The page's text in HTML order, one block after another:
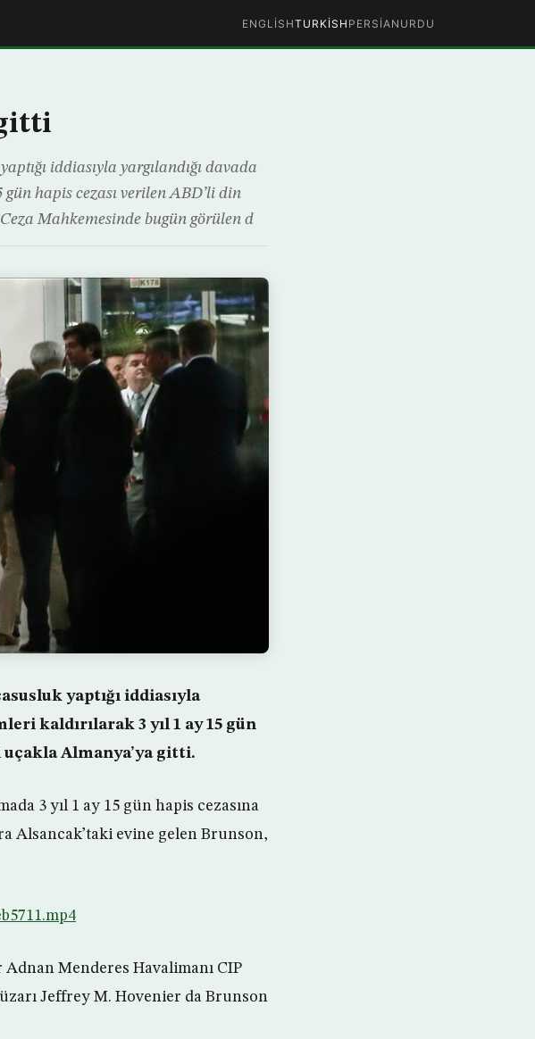
ENGLISHTURKISH PERSIAN URDU
iddiasıyla yargılandığı davada
hapis cezası verilen ABD’li din
Mahkemesinde bugün görülen d
yaptığı iddiasıyla
kaldırılarak 3 yıl 1 ay 15 gün
uçakla Almanya’ya gitti.
3 yıl 1 ay 15 gün hapis cezasına
Alsancak’taki evine gelen Brunson,
Menderes Havalimanı CIP
Jeffrey M. Hovenier da Brunson